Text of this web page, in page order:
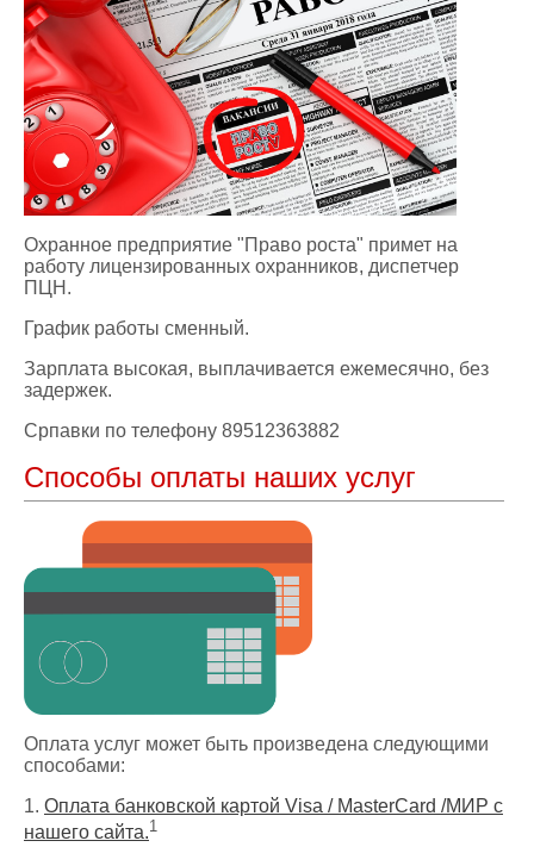
Охранное предприятие "Право роста" примет на
работу лицензированных охранников, диспетчер
ПЦН.
График работы сменный.
Зарплата высокая, выплачивается ежемесячно, без
задержек.
Српавки по телефону 89512363882
Способы оплаты наших услуг
Оплата услуг может быть произведена следующими
способами:
1. Оплата банковской картой Visa / MasterCard /МИР с
нашего сайта.1